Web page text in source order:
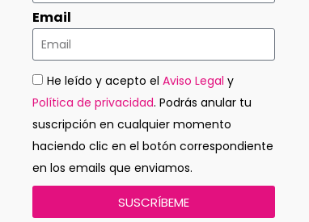
Email
He leído y acepto el Aviso Legal y
Política de privacidad. Podrás anular tu
suscripción en cualquier momento
haciendo clic en el botón correspondiente
en los emails que enviamos.
SUSCRÍBEME